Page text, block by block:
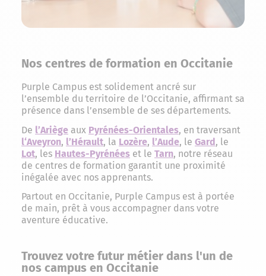
Nos centres de formation en Occitanie
Purple Campus est solidement ancré sur
l’ensemble du territoire de l’Occitanie, affirmant sa
présence dans l’ensemble de ses départements.
De l’Ariège aux Pyrénées-Orientales, en traversant
l‘Aveyron, l’Hérault, la Lozère, l’Aude, le Gard, le
Lot, les Hautes-Pyrénées et le Tarn, notre réseau
de centres de formation garantit une proximité
inégalée avec nos apprenants.
Partout en Occitanie, Purple Campus est à portée
de main, prêt à vous accompagner dans votre
aventure éducative.
Trouvez votre futur métier dans l'un de
nos campus en Occitanie